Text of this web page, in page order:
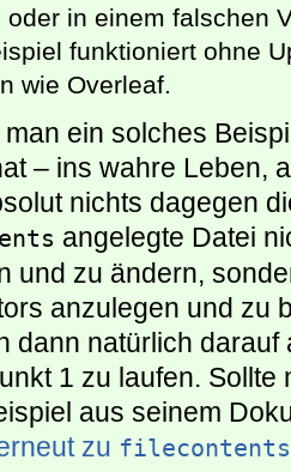
oder in einem falschen
funktioniert ohne
wie Overleaf.
ein solches
– ins wahre Leben,
nichts dagegen
angelegte Datei
und zu ändern,
anzulegen und zu
dann natürlich
1 zu laufen. Sollte
aus seinem
zu filecontents